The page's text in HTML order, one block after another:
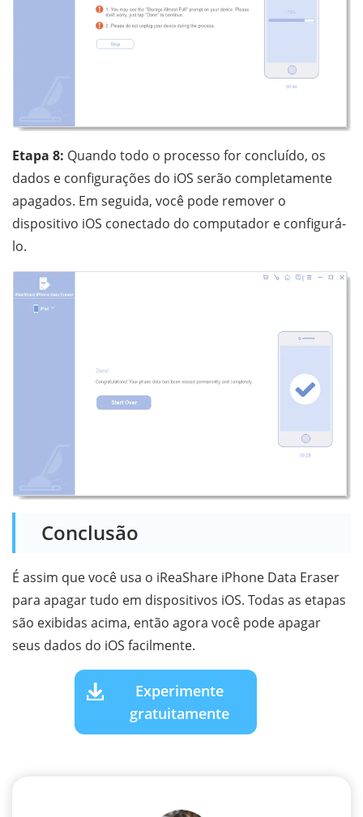
Etapa 8: Quando todo o processo for concluído, os
dados e configurações do iOS serão completamente
apagados. Em seguida, você pode remover o
dispositivo iOS conectado do computador e configurá-
lo.
Conclusão
É assim que você usa o iReaShare iPhone Data Eraser
para apagar tudo em dispositivos iOS. Todas as etapas
são exibidas acima, então agora você pode apagar
seus dados do iOS facilmente.
Experimente
gratuitamente